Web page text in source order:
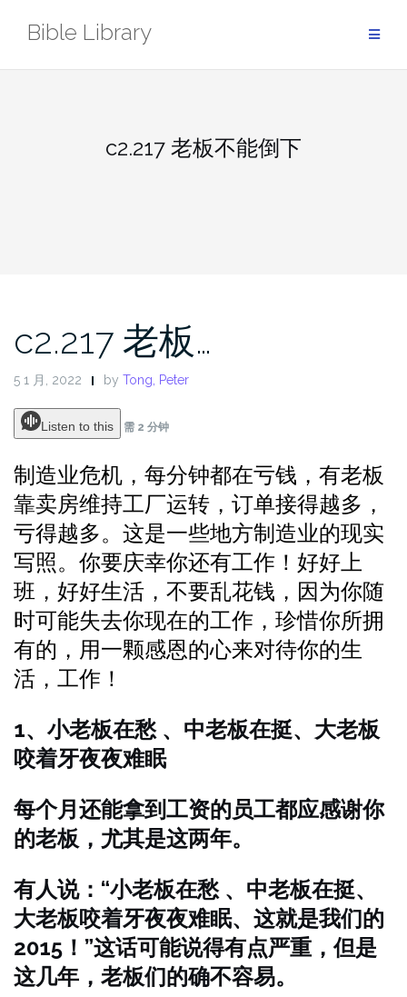
Bible Library
c2.217 老板不能倒下
c2.217 老板…
5 1 月, 2022 by Tong, Peter
Listen to this 需 2 分钟
制造业危机，每分钟都在亏钱，有老板
靠卖房维持工厂运转，订单接得越多，
亏得越多。这是一些地方制造业的现实
写照。你要庆幸你还有工作！好好上
班，好好生活，不要乱花钱，因为你随
时可能失去你现在的工作，珍惜你所拥
有的，用一颗感恩的心来对待你的生
活，工作！
1、小老板在愁 、中老板在挺、大老板
咬着牙夜夜难眠
每个月还能拿到工资的员工都应感谢你
的老板，尤其是这两年。
有人说：“小老板在愁 、中老板在挺、
大老板咬着牙夜夜难眠、这就是我们的
2015！”这话可能说得有点严重，但是
这几年，老板们的确不容易。